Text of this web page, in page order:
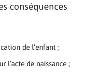
conséquences
de l’enfant ;
l’acte de naissance ;